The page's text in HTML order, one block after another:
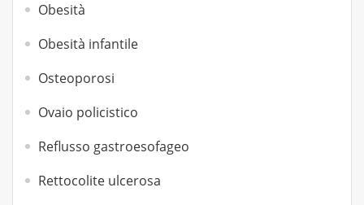
Obesità
Obesità infantile
Osteoporosi
Ovaio policistico
Reflusso gastroesofageo
Rettocolite ulcerosa